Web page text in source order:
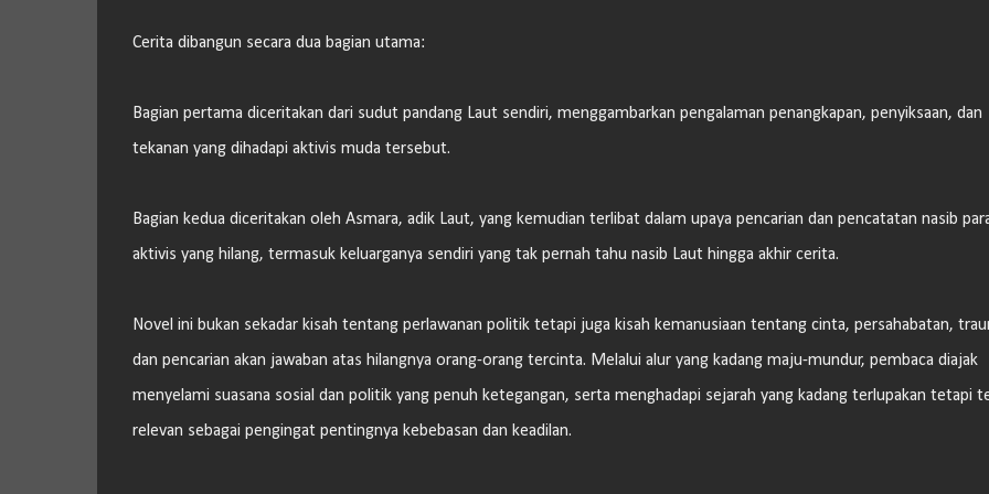
Cerita dibangun secara dua bagian utama:
Bagian pertama diceritakan dari sudut pandang Laut sendiri, menggambarkan pengalaman penangkapan, penyiksaan, dan
tekanan yang dihadapi aktivis muda tersebut.
Bagian kedua diceritakan oleh Asmara, adik Laut, yang kemudian terlibat dalam upaya pencarian dan pencatatan nasib
aktivis yang hilang, termasuk keluarganya sendiri yang tak pernah tahu nasib Laut hingga akhir cerita.
Novel ini bukan sekadar kisah tentang perlawanan politik tetapi juga kisah kemanusiaan tentang cinta, persahabatan,
dan pencarian akan jawaban atas hilangnya orang-orang tercinta. Melalui alur yang kadang maju-mundur, pembaca diajak
menyelami suasana sosial dan politik yang penuh ketegangan, serta menghadapi sejarah yang kadang terlupakan tetapi
relevan sebagai pengingat pentingnya kebebasan dan keadilan.